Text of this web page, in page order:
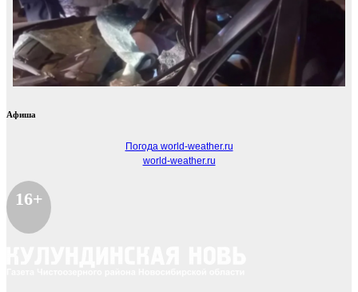
Афиша
Погода world-weather.ru
world-weather.ru
16+